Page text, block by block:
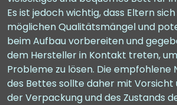
Es ist jedoch wichtig, dass Eltern
möglichen Qualitätsmängel und
beim Aufbau vorbereiten und
dem Hersteller in Kontakt treten,
Probleme zu lösen. Die empfohlene
des Bettes sollte daher mit Vorsicht
der Verpackung und des Zustands